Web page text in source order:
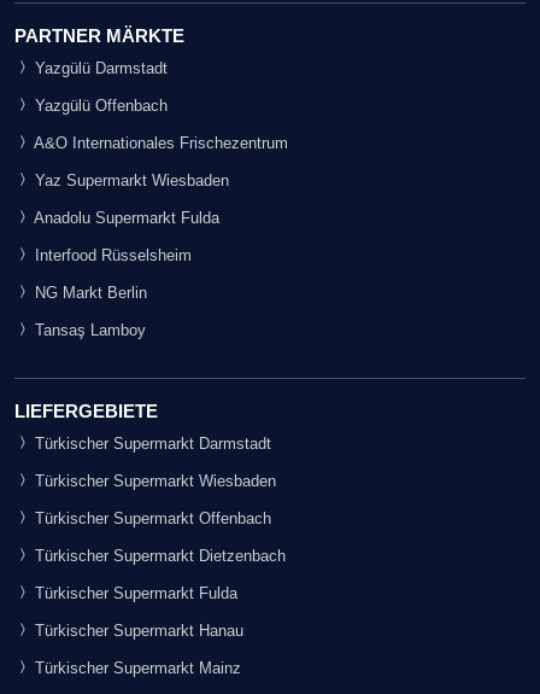
PARTNER MÄRKTE
Yazgülü Darmstadt
Yazgülü Offenbach
A&O Internationales Frischezentrum
Yaz Supermarkt Wiesbaden
Anadolu Supermarkt Fulda
Interfood Rüsselsheim
NG Markt Berlin
Tansaş Lamboy
LIEFERGEBIETE
Türkischer Supermarkt Darmstadt
Türkischer Supermarkt Wiesbaden
Türkischer Supermarkt Offenbach
Türkischer Supermarkt Dietzenbach
Türkischer Supermarkt Fulda
Türkischer Supermarkt Hanau
Türkischer Supermarkt Mainz